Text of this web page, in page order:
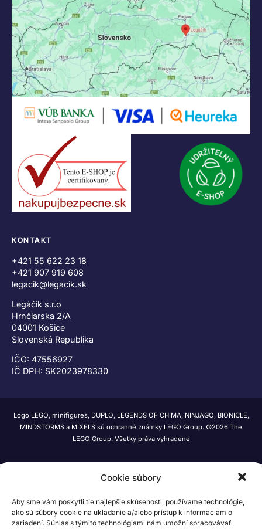
Cookie súbory
Aby sme vám poskytli tie najlepšie skúsenosti, používame technológie,
ako sú súbory cookie na ukladanie a/alebo prístup k informáciám o
zariadení. Súhlas s týmito technológiami nám umožní spracovávať
KONTAKT
+421 55 622 23 18
+421 907 919 608
legacik@legacik.sk
Legáčik s.r.o
Hrnčiarska 2/A
04001 Košice
Slovenská Republika
IČO: 47556927
IČ DPH: SK2023978330
Logo LEGO, minifigures, DUPLO, LEGENDS OF CHIMA, NINJAGO, BIONICLE,
MINDSTORMS a MIXELS sú ochranné známky LEGO Group. ©2026 The
LEGO Group. Všetky práva vyhradené